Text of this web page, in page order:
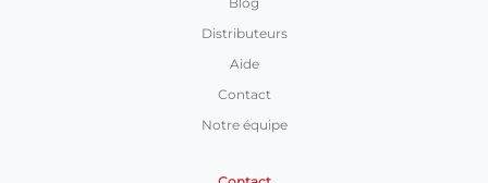
Distributeurs
Aide
Contact
Notre équipe